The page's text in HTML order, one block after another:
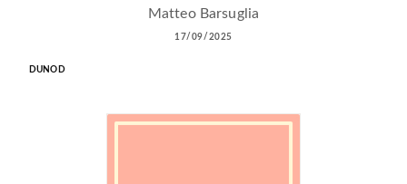
Matteo Barsuglia
17/09/2025
DUNOD